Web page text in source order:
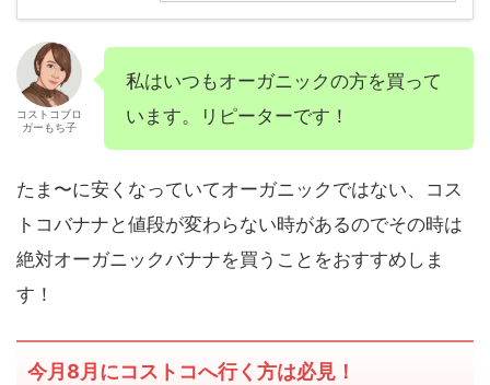
コストコブロ
ガーもち子
私はいつもオーガニックの方を買って
います。リピーターです！
たま〜に安くなっていてオーガニックではない、コス
トコバナナと値段が変わらない時があるのでその時は
絶対オーガニックバナナを買うことをおすすめしま
す！
今月8月にコストコへ行く方は必見！